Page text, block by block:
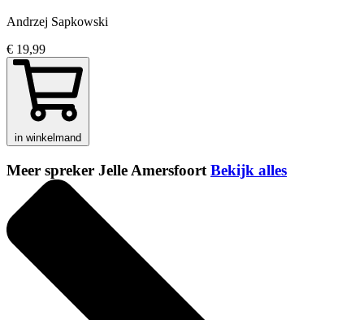
Andrzej Sapkowski
€ 19,99
in winkelmand
Meer spreker Jelle Amersfoort Bekijk alles